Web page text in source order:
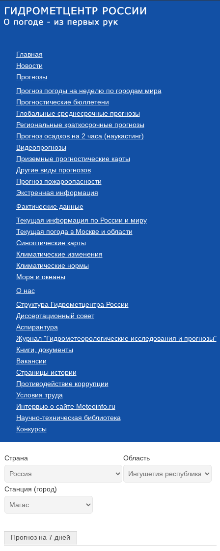
Главная
Новости
Прогнозы
Прогноз погоды на неделю по городам мира
Прогностические бюллетени
Глобальные среднесрочные прогнозы
Региональные краткосрочные прогнозы
Прогноз осадков на 2 часа (наукастинг)
Видеопрогнозы
Приземные прогностические карты
Другие виды прогнозов
Прогноз пожароопасности
Экстренная информация
Фактические данные
Текущая информация по России и миру
Текущая погода в Москве и области
Синоптические карты
Климатические изменения
Климатические нормы
Моря и океаны
О нас
Структура Гидрометцентра России
Диссертационный совет
Аспирантура
Журнал "Гидрометеорологические исследования и прогнозы"
Книги, документы
Вакансии
Страницы истории
Противодействие коррупции
Условия труда
Интервью о сайте Meteoinfo.ru
Научно-техническая библиотека
Конкурсы
Страна Область
Станция (город)
Прогноз на 7 дней